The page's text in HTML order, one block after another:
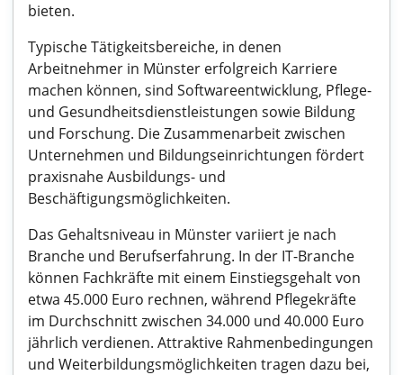
bieten.
Typische Tätigkeitsbereiche, in denen
Arbeitnehmer in Münster erfolgreich Karriere
machen können, sind Softwareentwicklung, Pflege-
und Gesundheitsdienstleistungen sowie Bildung
und Forschung. Die Zusammenarbeit zwischen
Unternehmen und Bildungseinrichtungen fördert
praxisnahe Ausbildungs- und
Beschäftigungsmöglichkeiten.
Das Gehaltsniveau in Münster variiert je nach
Branche und Berufserfahrung. In der IT-Branche
können Fachkräfte mit einem Einstiegsgehalt von
etwa 45.000 Euro rechnen, während Pflegekräfte
im Durchschnitt zwischen 34.000 und 40.000 Euro
jährlich verdienen. Attraktive Rahmenbedingungen
und Weiterbildungsmöglichkeiten tragen dazu bei,